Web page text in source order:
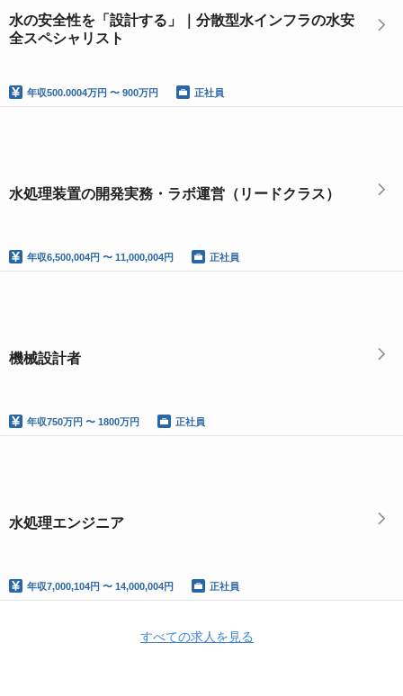
水の安全性を「設計する」｜分散型水インフラの水安
全スペシャリスト
年収500.0004万円 〜 900万円 正社員
水処理装置の開発実務・ラボ運営（リードクラス）
年収6,500,004円 〜 11,000,004円 正社員
機械設計者
年収750万円 〜 1800万円 正社員
水処理エンジニア
年収7,000,104円 〜 14,000,004円 正社員
すべての求人を見る